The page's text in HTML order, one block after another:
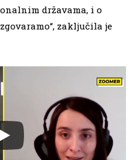
državama, i o
zaključila je